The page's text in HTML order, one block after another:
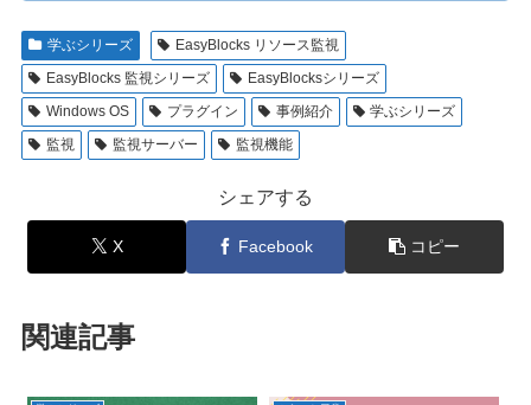
学ぶシリーズ
EasyBlocks リソース監視
EasyBlocks 監視シリーズ
EasyBlocksシリーズ
Windows OS
プラグイン 事例紹介
学ぶシリーズ
監視
監視サーバー 監視機能
シェアする
X Facebook コピー
関連記事